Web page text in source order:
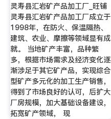
灵寿县汇岩矿产品加工厂_旺铺
灵寿县汇岩矿产品加工厂成立于
1998年，在防火、保温隔热、
建筑、农业、摩擦等领域显有成
就。 当地矿产丰富，品种繁
多，根据市场需求及经济变化逐
渐涉足于其它矿产品，实现综合
型矿产多元化的加工生产销售，
得到了市场良好的认可，后扩大
厂房规模，加大基础设备建设，
拓宽矿产领域， 现